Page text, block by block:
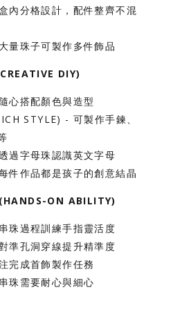
內分格設計，配件整齊不混
量珠子可製作多件飾品
DIY)
心搭配顏色與造型
STYLE) - 可製作手鍊、
過字母珠認識英文字母
件作品都是孩子的創意結晶
ON ABILITY)
珠過程訓練手指靈活度
準孔洞穿線提升精準度
完成首飾製作任務
珠需要耐心與細心